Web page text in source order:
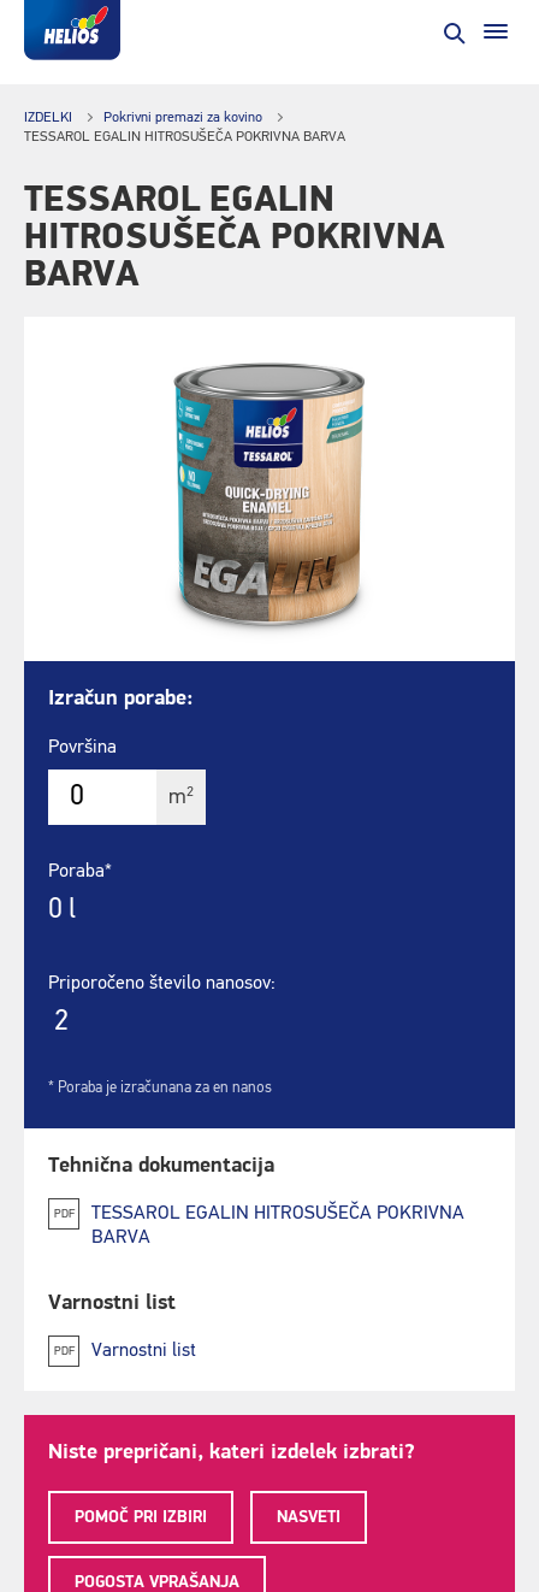
IZDELKI
Pokrivni premazi za kovino
TESSAROL EGALIN HITROSUŠEČA POKRIVNA BARVA
TESSAROL EGALIN
HITROSUŠEČA POKRIVNA
BARVA
Izračun porabe:
Površina
m2
Poraba*
0 l
Priporočeno število nanosov:
2
* Poraba je izračunana za en nanos
Tehnična dokumentacija
PDF
TESSAROL EGALIN HITROSUŠEČA POKRIVNA
BARVA
Varnostni list
PDF Varnostni list
Niste prepričani, kateri izdelek izbrati?
POMOČ PRI IZBIRI NASVETI
POGOSTA VPRAŠANJA